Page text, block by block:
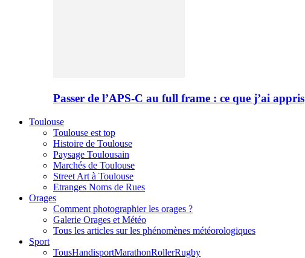
Passer de l’APS-C au full frame : ce que j’ai appris
Toulouse
Toulouse est top
Histoire de Toulouse
Paysage Toulousain
Marchés de Toulouse
Street Art à Toulouse
Etranges Noms de Rues
Orages
Comment photographier les orages ?
Galerie Orages et Météo
Tous les articles sur les phénomènes météorologiques
Sport
TousHandisportMarathonRollerRugby